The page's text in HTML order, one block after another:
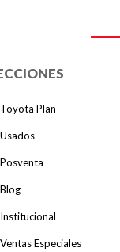
Toyota Plan
Usados
Posventa
Blog
Institucional
Ventas Especiales